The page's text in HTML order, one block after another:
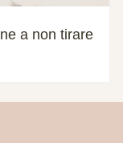
a non tirare